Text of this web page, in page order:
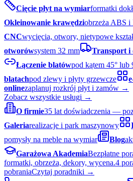
Cięcie płyt na wymiarformatki
Okleinowanie krawędziobrzeża ABS i
CNCwycięcia, otwory, nietypowe
otworówsystem 32 mm Transport i
Łączenie blatówpod kątem 45° lub
blatachpod zlewy i płyty grzewcze
onlinezaplanuj rozkrój płyt i zamów →
Zobacz wszystkie usługi →
O firmie35 lat doświadczenia —
Galeriarealizacje i park maszynowy
pomysły na meble na wymiar
Blog
Garażowa AkademiaBezpłatne
formatki, obrzeża, dekory, wycena.4
pobraniaCzytaj poradniki →